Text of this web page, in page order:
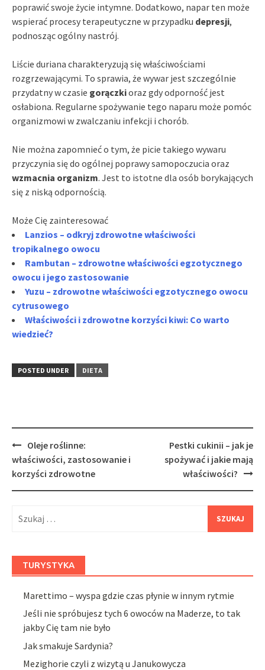
poprawić swoje życie intymne. Dodatkowo, napar ten może
wspierać procesy terapeutyczne w przypadku depresji,
podnosząc ogólny nastrój.
Liście duriana charakteryzują się właściwościami
rozgrzewającymi. To sprawia, że wywar jest szczególnie
przydatny w czasie gorączkioraz gdy odporność jest
osłabiona. Regularne spożywanie tego naparu może pomóc
organizmowi w zwalczaniu infekcji i chorób.
Nie można zapomnieć o tym, że picie takiego wywaru
przyczynia się do ogólnej poprawy samopoczucia oraz
wzmacnia organizm. Jest to istotne dla osób borykających
się z niską odpornością.
Może Cię zainteresować
Lanzios – odkryj zdrowotne właściwości
tropikalnego owocu
Rambutan – zdrowotne właściwości egzotycznego
owocu i jego zastosowanie
Yuzu – zdrowotne właściwości egzotycznego owocu
cytrusowego
Właściwości i zdrowotne korzyści kiwi: Co warto
wiedzieć?
POSTED UNDER DIETA
Post
navigation
Oleje roślinne:
właściwości, zastosowanie i
korzyści zdrowotne
Pestki cukinii – jak je
spożywać i jakie mają
właściwości?
TURYSTYKA
Marettimo – wyspa gdzie czas płynie w innym rytmie
Jeśli nie spróbujesz tych 6 owoców na Maderze, to tak
jakby Cię tam nie było
Jak smakuje Sardynia?
Mezighorie czyli z wizytą u Janukowycza